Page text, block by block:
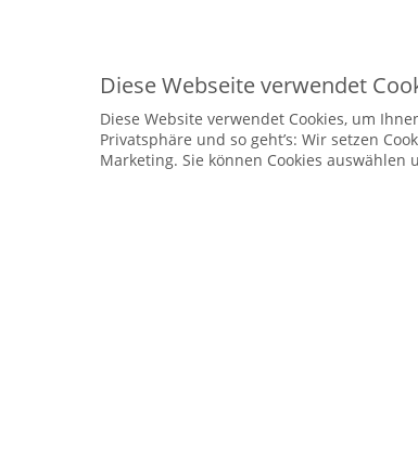
Service Hotline
Diese Webseite verwendet
Diese Website verwendet Cookies, um
Privatsphäre und so geht’s: Wir setzen
Marketing. Sie können Cookies